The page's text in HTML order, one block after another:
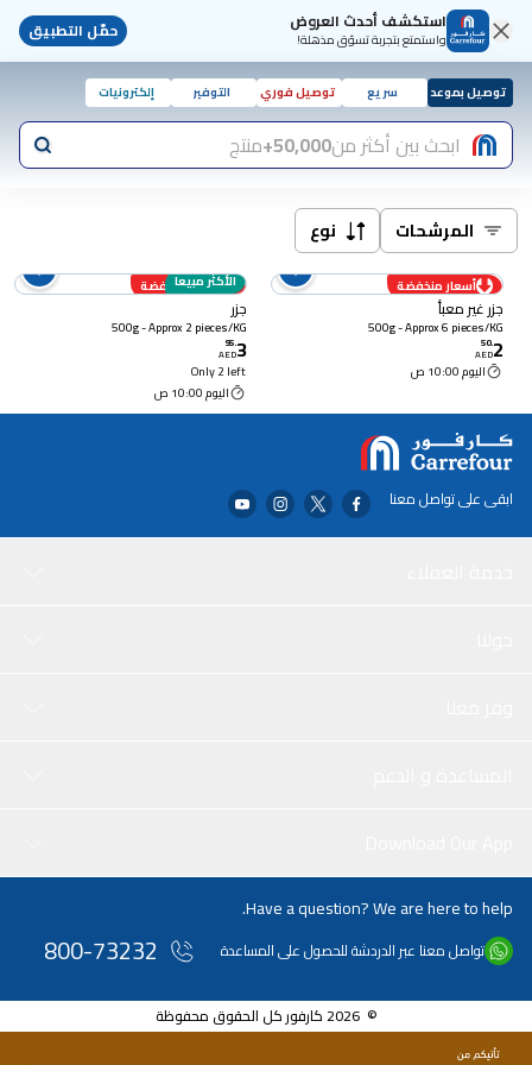
استكشف أحدث العروض
واستمتع بتجربة تسوّق مذهلة! حمّل التطبيق
توصيل بموعد سريع توصيل فوري التوفير إلكترونيات
ابحث بين أكثر من50,000+ منتج
المرشحات نوع
أسعار منخفضة
جزر غير معبأ
500g - Approx 6 pieces/KG
2
.
50
AED
اليوم 10:00 ص
أسعار منخفضة
الأكثر مبيعا
جزر
500g - Approx 2 pieces/KG
3
.
95
AED
Only 2 left
اليوم 10:00 ص
ابقى على تواصل معنا
Have a question? We are here to help.
تواصل معنا عبر الدردشة للحصول على المساعدة 800-73232
© 2026 كارفور كل الحقوق محفوظة